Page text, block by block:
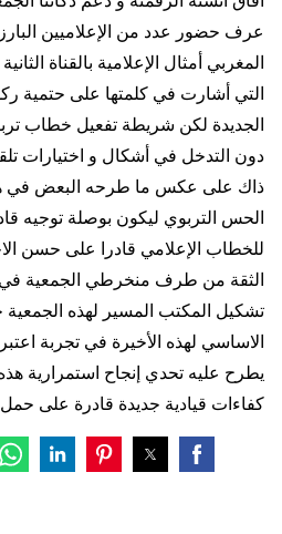
عرف حضور عدد من الإعلاميين
المغربي أمثال الإعلامية بالقناة
التي أشارت في كلمتها على حتمية
الجديدة لكن شريطة تفعيل خطاب
دون التدخل في أشكال و اختيارات
ذاك على عكس ما طرحه البعض في
الحس التربوي ليكون بوصلة توجيه
للخطاب الإعلامي قادرا على حسن
الثقة من طرف منخرطي الجمعية
تشكيل المكتب المسير لهذه
الاساسي لهذه الأخيرة في تجربة
يطرح عليه تحدي إنجاح استمرارية
كفاءات قيادية جديدة قادرة على